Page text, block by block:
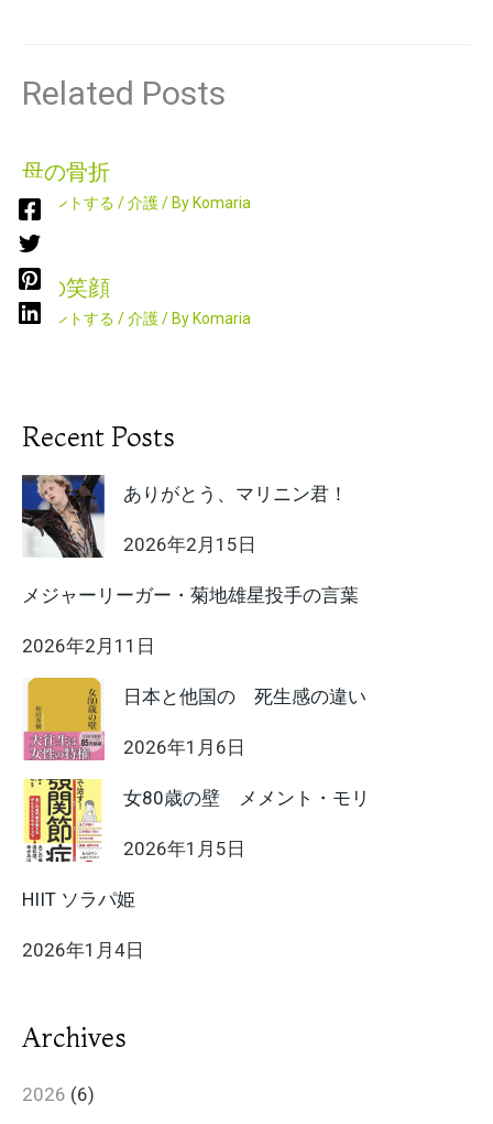
Related Posts
母の骨折
コメントする /介護/ By Komaria
母の笑顔
コメントする /介護/ By Komaria
Recent Posts
ありがとう、マリニン君！
2026年2月15日
メジャーリーガー・菊地雄星投手の言葉
2026年2月11日
日本と他国の 死生感の違い
2026年1月6日
女80歳の壁 メメント・モリ
2026年1月5日
HIIT ソラパ姫
2026年1月4日
Archives
2026 (6)